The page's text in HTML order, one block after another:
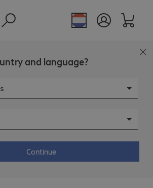
and language?
Continueverander
mee.